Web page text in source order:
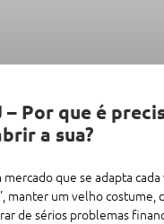
– Por que é
a sua?
mercado que se adapta cada
manter um velho costume,
de sérios problemas